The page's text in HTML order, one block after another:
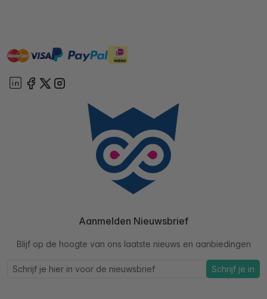
mastervisa paypal ideal
Aanmelden Nieuwsbrief
Blijf op de hoogte van ons laatste nieuws en aanbiedingen
Schrijf je in